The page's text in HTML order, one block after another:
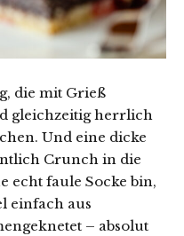
die mit Grieß
gleichzeitig herrlich
Und eine dicke
Crunch in die
echt faule Socke bin,
einfach aus
– absolut